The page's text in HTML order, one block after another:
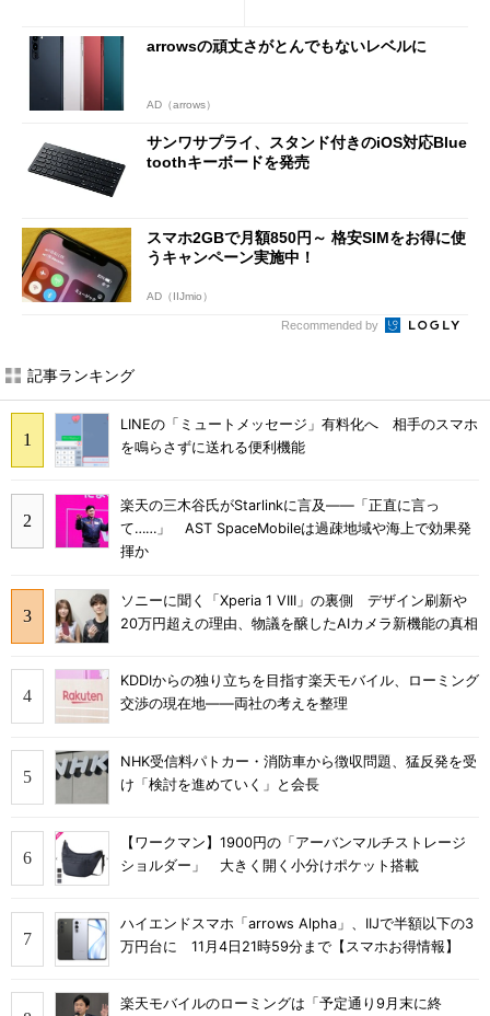
arrowsの頑丈さがとんでもないレベルに
AD（arrows）
サンワサプライ、スタンド付きのiOS対応Blue
toothキーボードを発売
スマホ2GBで月額850円～ 格安SIMをお得に使
うキャンペーン実施中！
AD（IIJmio）
Recommended by
記事ランキング
LINEの「ミュートメッセージ」有料化へ 相手のスマホ
を鳴らさずに送れる便利機能
楽天の三木谷氏がStarlinkに言及――「正直に言っ
て……」 AST SpaceMobileは過疎地域や海上で効果発
揮か
ソニーに聞く「Xperia 1 VIII」の裏側 デザイン刷新や
20万円超えの理由、物議を醸したAIカメラ新機能の真相
KDDIからの独り立ちを目指す楽天モバイル、ローミング
交渉の現在地――両社の考えを整理
NHK受信料パトカー・消防車から徴収問題、猛反発を受
け「検討を進めていく」と会長
【ワークマン】1900円の「アーバンマルチストレージ
ショルダー」 大きく開く小分けポケット搭載
ハイエンドスマホ「arrows Alpha」、IIJで半額以下の3
万円台に 11月4日21時59分まで【スマホお得情報】
楽天モバイルのローミングは「予定通り9月末に終